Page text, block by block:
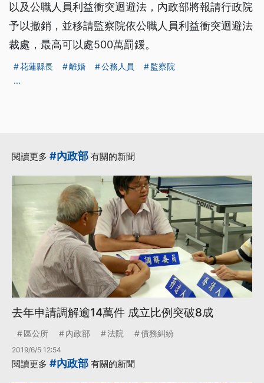
以及公職人員利益衝突迴避法，內政部將報請行政院
予以撤銷，並移請監察院依公職人員利益衝突迴避法
裁處，最高可以處500萬罰鍰。
花蓮縣長 離婚 公務人員
監察院
...
閱讀更多 #內政部 有關的新聞
去年申請調解逾14萬件 成立比例突破8成
區公所 內政部 法院 債務糾紛
2019/6/5 12:54
閱讀更多 #內政部 有關的新聞